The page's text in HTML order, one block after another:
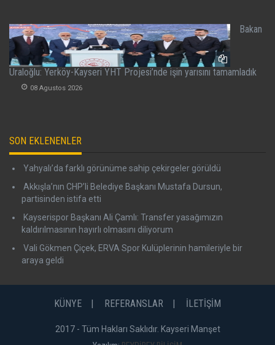
Bakan
Uraloğlu: Yerköy-Kayseri YHT Projesi’nde işin yarısını tamamladık
08 Agustos 2026
SON EKLENENLER
Yahyalı’da farklı görünüme sahip çekirgeler görüldü
Akkışla’nın CHP’li Belediye Başkanı Mustafa Dursun,
partisinden istifa etti
Kayserispor Başkanı Ali Çamlı: Transfer yasağımızın
kaldırılmasının hayırlı olmasını diliyorum
Vali Gökmen Çiçek, ERVA Spor Kulüplerinin hamileriyle bir
araya geldi
KÜNYE REFERANSLAR İLETİŞİM
2017 - Tüm Hakları Saklıdır. Kayseri Manşet